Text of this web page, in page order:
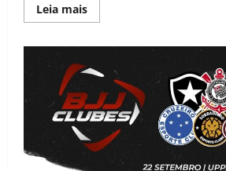
Leia mais